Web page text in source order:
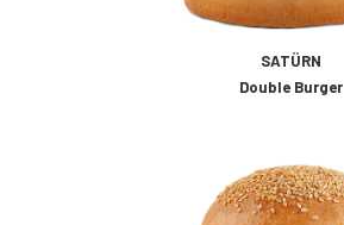
SATÜRN
Double Burger